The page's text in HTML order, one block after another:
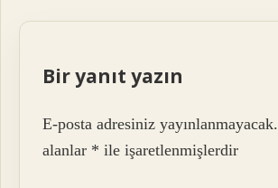
Bir yanıt yazın
E-posta adresiniz yayınlanmayacak.
alanlar * ile işaretlenmişlerdir